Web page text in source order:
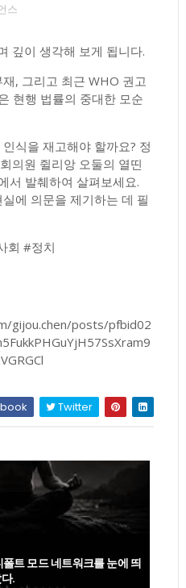
스
깊이 생각해 보게 됩니다.
, 그리고 최근 WHO 권고
현행 법률의 중대한 모순
식을 재고해야 할까요? 정
의원 쥘리앙 오둘의 열띤
서 발췌하여 살펴보세요.
에 의문을 제기하는 데 필
회 #정치
gijou.chen/posts/pfbid02
Twitter
트 모드 네트워크를 눈에 띄
.